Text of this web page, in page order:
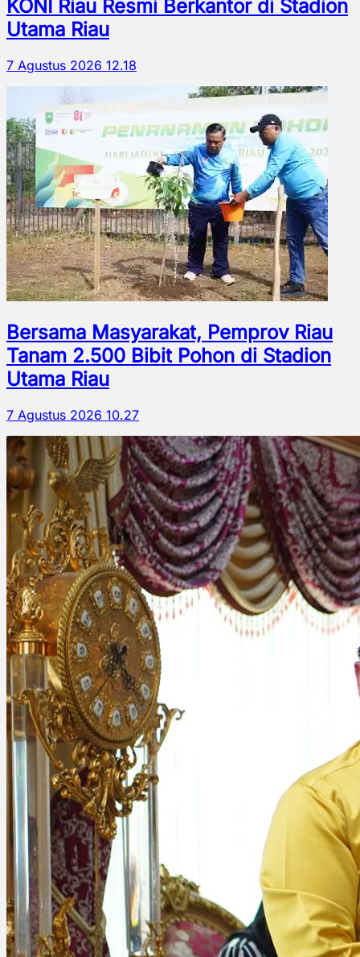
KONI Riau Resmi Berkantor di Stadion
Utama Riau
7 Agustus 2026 12.18
Bersama Masyarakat, Pemprov Riau
Tanam 2.500 Bibit Pohon di Stadion
Utama Riau
7 Agustus 2026 10.27